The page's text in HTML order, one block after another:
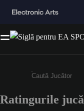
Enter a
Ratingurile